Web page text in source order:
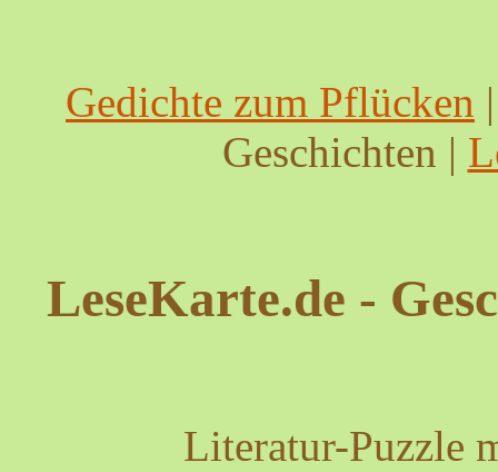
Gedichte zum Pflücken
Geschichten |
LeseKarte.de -
Literatur-Puzzle